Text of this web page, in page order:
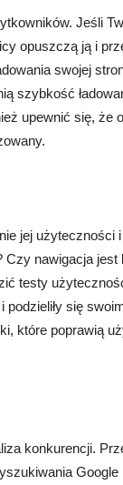
Jeśli
opuszczą ją i
swojej
szybkość
upewnić się, że
jej użyteczności
nawigacja jest
testy
się
które poprawią
konkurencji.
Google